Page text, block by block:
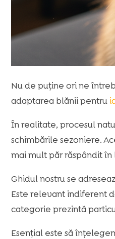
Nu de puține ori ne
adaptarea blănii pentru
În realitate, procesul
schimbările sezoniere.
mai mult păr răspândit în
Ghidul nostru se
Este relevant indiferent
categorie prezintă
Esențial este să